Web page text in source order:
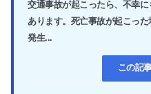
交通事故が起こったら、不幸
あります。死亡事故が起こっ
発生...
この記